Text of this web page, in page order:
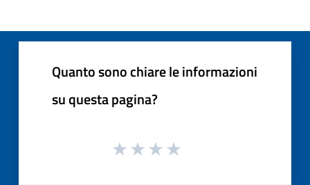
Quanto sono chiare le informazioni
su questa pagina?